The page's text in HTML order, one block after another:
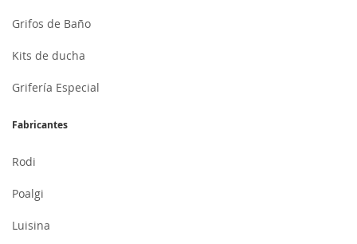
Grifos de Baño
Kits de ducha
Grifería Especial
Fabricantes
Rodi
Poalgi
Luisina